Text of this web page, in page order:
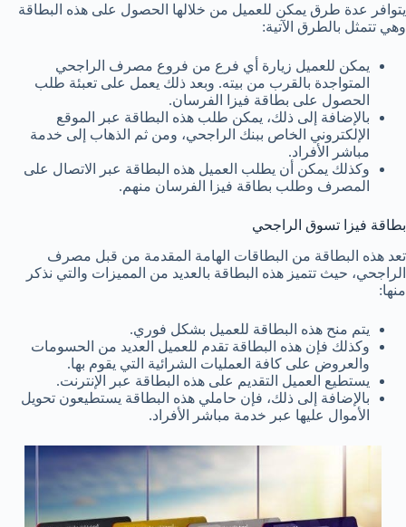
يتوافر عدة طرق يمكن للعميل من خلالها الحصول على هذه البطاقة
وهي تتمثل بالطرق الآتية:
يمكن للعميل زيارة أي فرع من فروع مصرف الراجحي
المتواجدة بالقرب من بيته. وبعد ذلك يعمل على تعبئة طلب
الحصول على بطاقة فيزا الفرسان.
بالإضافة إلى ذلك، يمكن طلب هذه البطاقة عبر الموقع
الإلكتروني الخاص ببنك الراجحي، ومن ثم الذهاب إلى خدمة
مباشر الأفراد.
وكذلك يمكن أن يطلب العميل هذه البطاقة عبر الاتصال على
المصرف وطلب بطاقة فيزا الفرسان منهم.
بطاقة فيزا تسوق الراجحي
تعد هذه البطاقة من البطاقات الهامة المقدمة من قبل مصرف
الراجحي، حيث تتميز هذه البطاقة بالعديد من المميزات والتي نذكر
منها:
يتم منح هذه البطاقة للعميل بشكل فوري.
وكذلك فإن هذه البطاقة تقدم للعميل العديد من الحسومات
والعروض على كافة العمليات الشرائية التي يقوم بها.
يستطيع العميل التقديم على هذه البطاقة عبر الإنترنت.
بالإضافة إلى ذلك، فإن حاملي هذه البطاقة يستطيعون تحويل
الأموال عليها عبر خدمة مباشر الأفراد.